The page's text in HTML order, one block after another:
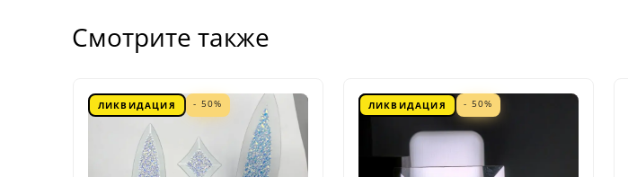
Смотрите также
ЛИКВИДАЦИЯ - 50% ЛИКВИДАЦИЯ - 50%